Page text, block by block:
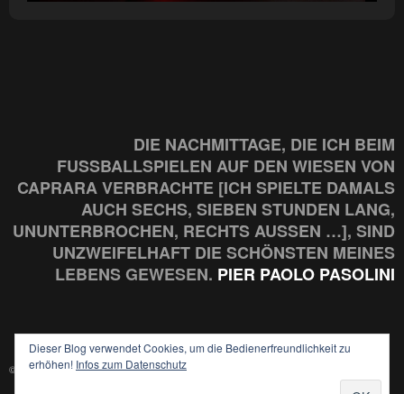
DIE NACHMITTAGE, DIE ICH BEIM
FUSSBALLSPIELEN AUF DEN WIESEN VON C
APRARA VERBRACHTE [ICH SPIELTE DAMALS A
UCH SECHS, SIEBEN STUNDEN LANG, U
NUNTERBROCHEN, RECHTS AUSSEN …], SIND UN
ZWEIFELHAFT DIE SCHÖNSTEN MEINES LE
BENS GEWESEN.
PIER PAOLO PASOLINI
© 2026 LIENHARD DRIVE
Dieser Blog verwendet Cookies, um die Bedienerfreundlichkeit zu
erhöhen! Infos zum Datenschutz